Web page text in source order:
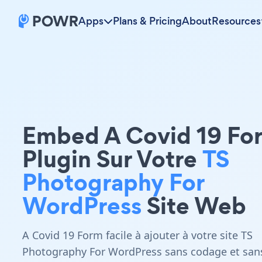
Apps Plans & PricingAboutResources
Embed A Covid 19
Plugin Sur VotreTS
Photography For
WordPressSite Web
A Covid 19 Form facile à ajouter à votre site TS
Photography For WordPress sans codage et